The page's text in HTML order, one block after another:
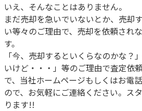
いえ、そんなことはありません。
まだ売却を急いでいないとか、売却
い等々のご理由で、売却を依頼され
す。
「今、売却するといくらなのかな？
いけど・・・」等のご理由で査定依
で、当社ホームページもしくはお電
ので、お気軽にご連絡ください。ス
ります!!